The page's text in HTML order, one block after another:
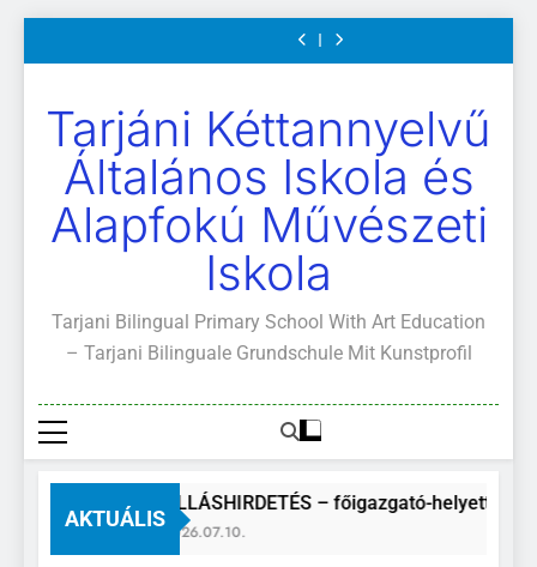
a
Miértekezletek
közétkeztetés
és
ajánlott
Mi
Világunk!
értekezletek
2026.
közétkeztetés
rendje
Kötelező
A
Tarjáni Kéttannyelvű
Általános Iskola és
Alapfokú Művészeti
Iskola
Tarjani Bilingual Primary School With Art Education
– Tarjani Bilinguale Grundschule Mit Kunstprofil
AKTUÁLIS
ÁLLÁSHIRDETÉS – főigazgató-helyettes
2026.07.10.